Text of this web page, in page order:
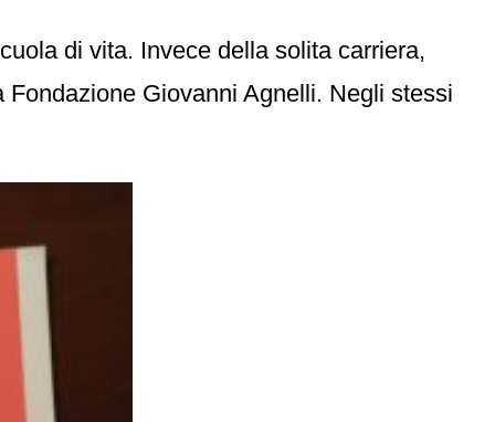
di vita. Invece della solita carriera,
Giovanni Agnelli. Negli stessi